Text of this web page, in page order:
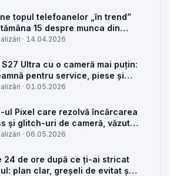
topul telefoanelor „în trend”
15 despre munca din
GSM
· 14.04.2026
S27 Ultra cu o cameră mai puțin:
pentru service, piese și
· 01.05.2026
ul Pixel care rezolvă încărcarea
și glitch-uri de cameră, văzut
· 06.05.2026
24 de ore după ce ți-ai stricat
plan clar, greșeli de evitat și